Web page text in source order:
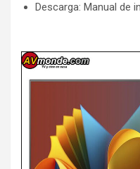
Descarga: Manual de